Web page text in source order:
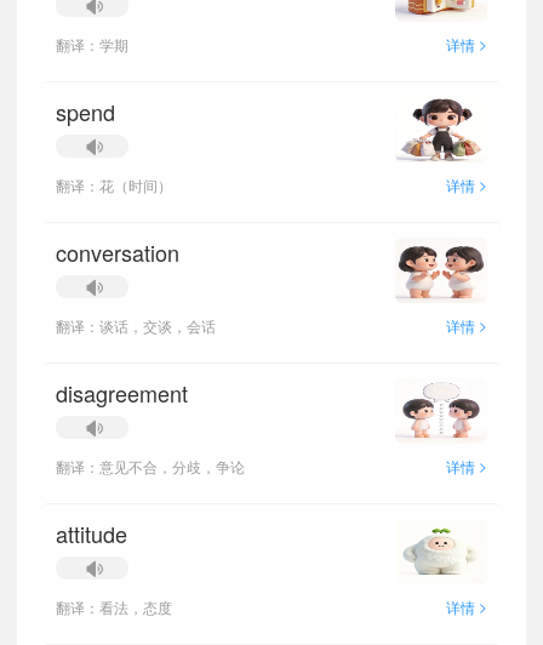
翻译：学期 详情 >
spend
翻译：花（时间） 详情 >
conversation
翻译：谈话，交谈，会话 详情 >
disagreement
翻译：意见不合，分歧，争论 详情 >
attitude
翻译：看法，态度 详情 >